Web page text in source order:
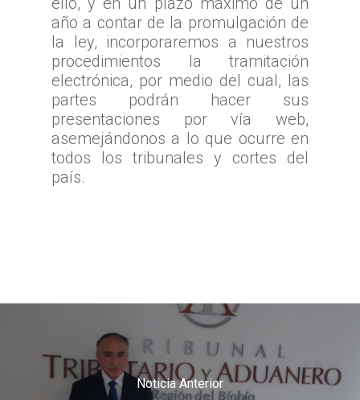
año a contar de la promulgación de
la ley, incorporaremos a nuestros
procedimientos la tramitación
electrónica, por medio del cual, las
partes podrán hacer sus
presentaciones por vía web,
asemejándonos a lo que ocurre en
todos los tribunales y cortes del
país.
Noticia Anterior